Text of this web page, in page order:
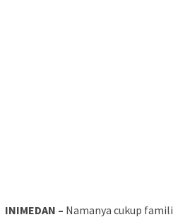
INIMEDAN – Namanya cukup